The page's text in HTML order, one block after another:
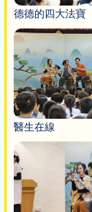
德德的四大法寶
醫生在線